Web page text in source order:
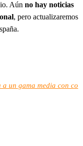
Aún no hay noticias
, pero actualizaremos
un gama media con co